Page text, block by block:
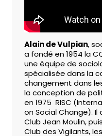
Alain de Vulpian,
a fondé en 1954 la
une équipe de
spécialisée dans la
changement dans
la conception de
en 1975 RISC
on Social Change).
Club Jean Moulin,
Club des Vigilants,